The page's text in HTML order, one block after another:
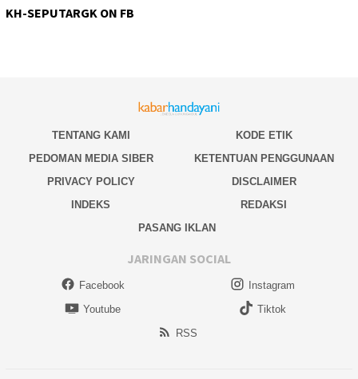
KH-SEPUTARGK ON FB
TENTANG KAMI
KODE ETIK
PEDOMAN MEDIA SIBER
KETENTUAN PENGGUNAAN
PRIVACY POLICY
DISCLAIMER
INDEKS
REDAKSI
PASANG IKLAN
JARINGAN SOCIAL
Facebook
Instagram
Youtube
Tiktok
RSS